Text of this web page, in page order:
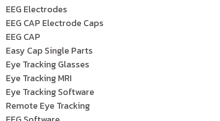
EEG Electrodes
EEG CAP Electrode Caps
EEG CAP
Easy Cap Single Parts
Eye Tracking Glasses
Eye Tracking MRI
Eye Tracking Software
Remote Eye Tracking